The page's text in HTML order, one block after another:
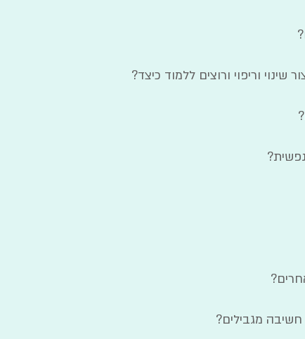
וריפוי ורוצים ללמוד כיצד?
חשיבה מגבילים?